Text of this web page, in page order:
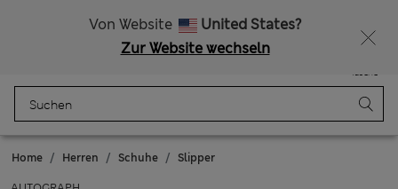
Von Website
United States?
Zur Website wechseln
Tasche
Home Herren Schuhe Slipper